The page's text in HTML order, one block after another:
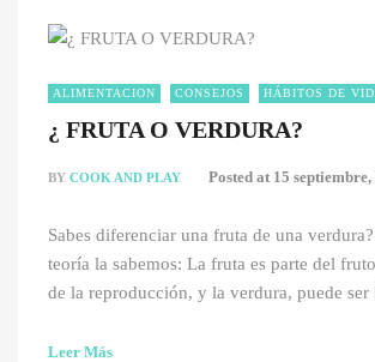
ALIMENTACION CONSEJOS HÁBITOS DE
¿ FRUTA O VERDURA?
BY COOK AND PLAY Posted at 15 septiembre,
Sabes diferenciar una fruta de una
teoría la sabemos: La fruta es parte del
de la reproducción, y la verdura, puede
Leer Más